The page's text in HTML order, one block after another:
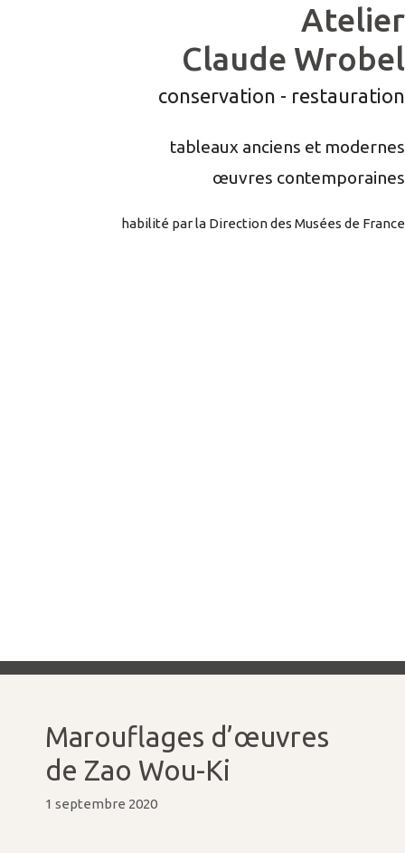
Atelier
Claude Wrobel
conservation - restauration
tableaux anciens et modernes
œuvres contemporaines
habilité par la Direction des Musées de France
Marouflages d’œuvres
de Zao Wou-Ki
1 septembre 2020